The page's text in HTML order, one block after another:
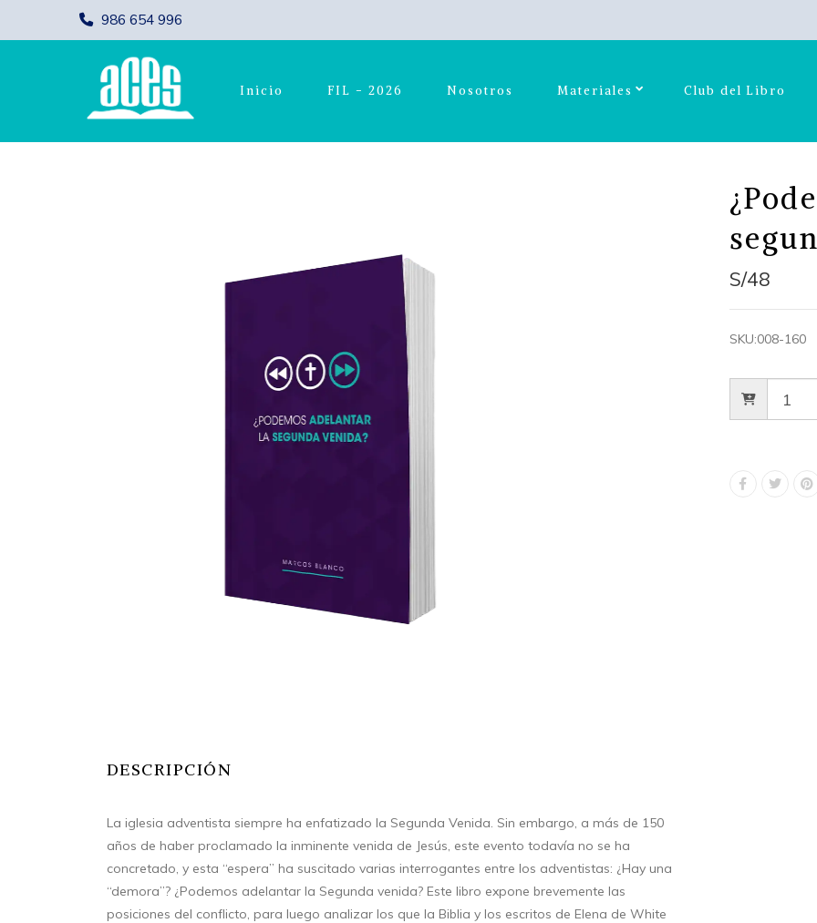
986 654 996
Inicio FIL - 2026 Nosotros Materiales Club del Libro
DESCRIPCIÓN
La iglesia adventista siempre ha enfatizado la Segunda Venida. Sin embargo, a más de 150
años de haber proclamado la inminente venida de Jesús, este evento todavía no se ha
concretado, y esta “espera” ha suscitado varias interrogantes entre los adventistas: ¿Hay una
“demora”? ¿Podemos adelantar la Segunda venida? Este libro expone brevemente las
posiciones del conflicto, para luego analizar los que la Biblia y los escritos de Elena de White
S/48
SKU:008-160